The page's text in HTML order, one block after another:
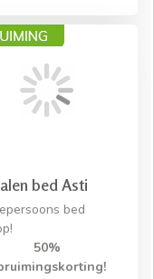
bed Asti
bed
50%